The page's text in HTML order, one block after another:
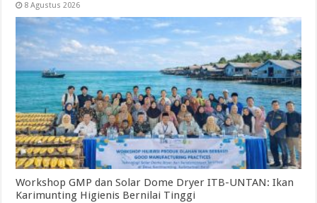
8 Agustus 2026
Workshop GMP dan Solar Dome Dryer ITB-UNTAN: Ikan
Karimunting Higienis Bernilai Tinggi